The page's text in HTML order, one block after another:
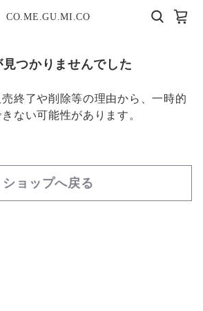
CO.ME.GU.MI.CO
つかりませんでした
終了や削除等の理由から、一時的
ない可能性があります。
ショップへ戻る